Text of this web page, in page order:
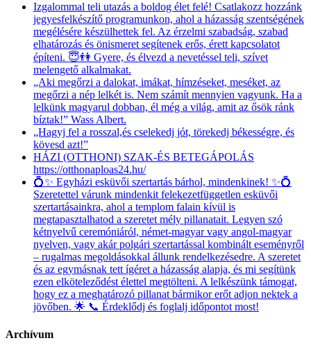
Izgalommal teli utazás a boldog élet felé! Csatlakozz hozzánk
jegyesfelkészítő programunkon, ahol a házasság szentségének
megélésére készülhettek fel. Az érzelmi szabadság, szabad
elhatározás és önismeret segítenek erős, érett kapcsolatot
építeni. 😇👫 Gyere, és élvezd a nevetéssel teli, szívet
melengető alkalmakat.
„Aki megőrzi a dalokat, imákat, hímzéseket, meséket, az
megőrzi a nép lelkét is. Nem számít mennyien vagyunk. Ha a
lelkünk magyarul dobban, él még a világ, amit az ősök ránk
bíztak!” Wass Albert.
„Hagyj fel a rosszal,és cselekedj jót, törekedj békességre, és
kövesd azt!”
HÁZI (OTTHONI) SZAK-ÉS BETEGÁPOLÁS
https://otthonaploas24.hu/
💍✨ Egyházi esküvői szertartás bárhol, mindenkinek! ✨💍
Szeretettel várunk mindenkit felekezetfüggetlen esküvői
szertartásainkra, ahol a templom falain kívül is
megtapasztalhatod a szeretet mély pillanatait. Legyen szó
kétnyelvű ceremóniáról, német-magyar vagy angol-magyar
nyelven, vagy akár polgári szertartással kombinált eseményről
– rugalmas megoldásokkal állunk rendelkezésedre. A szeretet
és az egymásnak tett ígéret a házasság alapja, és mi segítünk
ezen elköteleződést élettel megtölteni. A lelkészünk támogat,
hogy ez a meghatározó pillanat bármikor erőt adjon nektek a
jövőben. 🌟 📞 Érdeklődj és foglalj időpontot most!
Archívum